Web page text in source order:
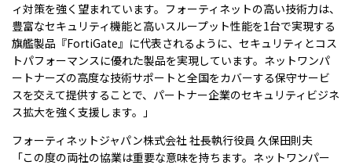
ィ対策を強く望まれています。フォーティネットの高い技術力は、
豊富なセキュリティ機能と高いスループット性能を1台で実現する
旗艦製品『FortiGate』に代表されるように、セキュリティとコス
トパフォーマンスに優れた製品を実現しています。ネットワンパ
ートナーズの高度な技術サポートと全国をカバーする保守サービ
スを交えて提供することで、パートナー企業のセキュリティビジネ
ス拡大を強く支援します。」
フォーティネットジャパン株式会社 社長執行役員 久保田則夫
「この度の両社の協業は重要な意味を持ちます。ネットワンパー